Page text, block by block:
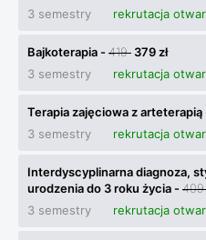
3 semestry
rekrutacja
Bajkoterapia -419 379 zł
3 semestry
rekrutacja
Terapia zajęciowa z arteterapią
3 semestry
rekrutacja
Interdyscyplinarna diagnoza,
urodzenia do 3 roku życia -
3 semestry
rekrutacja